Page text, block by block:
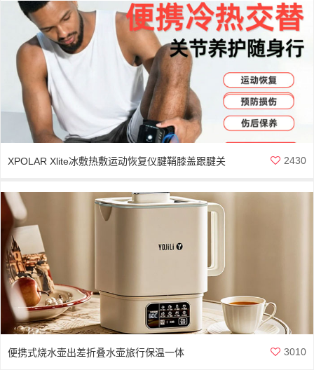
XPOLAR Xlite冰敷热敷运动恢复仪腱鞘膝盖跟腱关 2430
便携式烧水壶出差折叠水壶旅行保温一体 3010